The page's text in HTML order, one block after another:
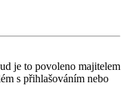
je to povoleno majitelem
s přihlašováním nebo